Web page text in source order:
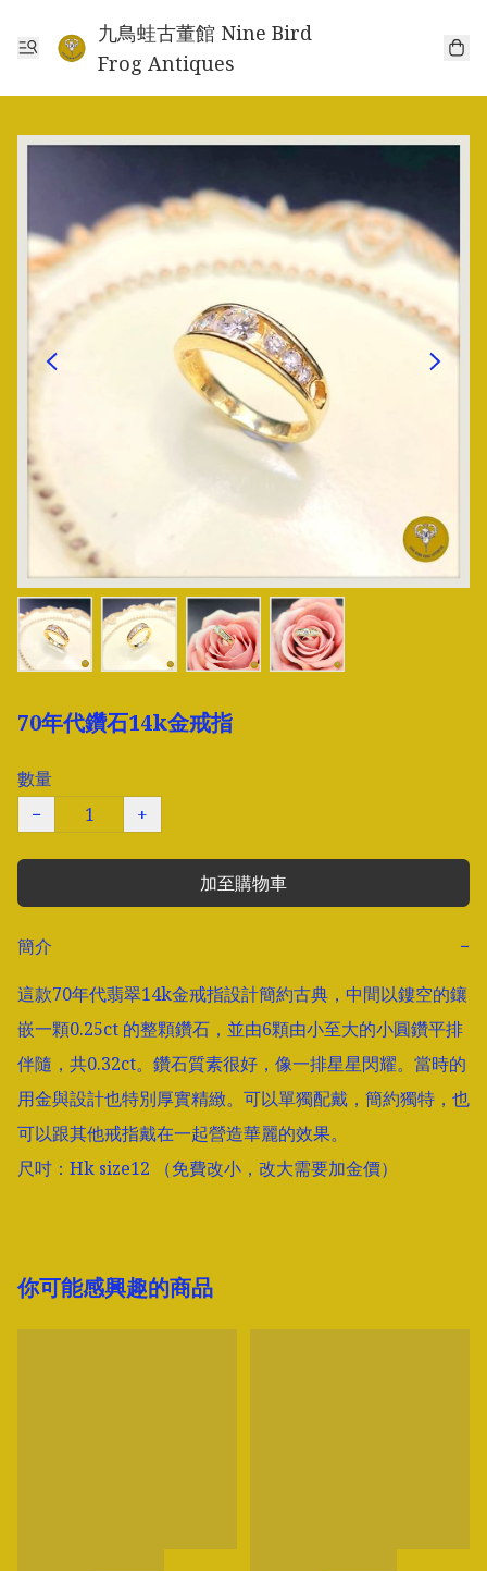
九鳥蛙古董館 Nine Bird
Frog Antiques
70年代鑽石14k金戒指
數量
−
+
加至購物車
簡介
−
這款70年代翡翠14k金戒指設計簡約古典，中間以鏤空的鑲
嵌一顆0.25ct 的整顆鑽石，並由6顆由小至大的小圓鑽平排
伴隨，共0.32ct。鑽石質素很好，像一排星星閃耀。當時的
用金與設計也特別厚實精緻。可以單獨配戴，簡約獨特，也
可以跟其他戒指戴在一起營造華麗的效果。
尺吋：Hk size12 （免費改小，改大需要加金價）
你可能感興趣的商品